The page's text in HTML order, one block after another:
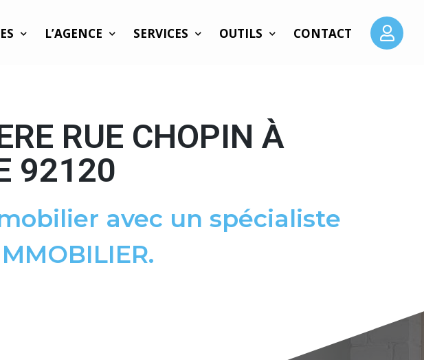
L’AGENCE SERVICES OUTILS CONTACT
RUE CHOPIN À
92120
avec un spécialiste